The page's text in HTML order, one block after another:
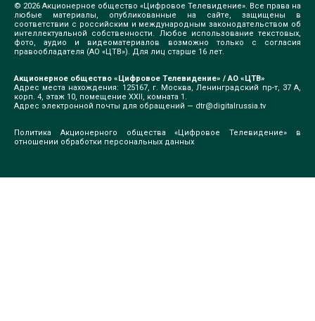
© 2026 Акционерное общество «Цифровое Телевидение». Все права на
любые материалы, опубликованные на сайте, защищены в
соответствии с российским и международным законодательством об
интеллектуальной собственности. Любое использование текстовых,
фото, аудио и видеоматериалов возможно только с согласия
правообладателя (АО «ЦТВ»). Для лиц старше 16 лет.
Акционерное общество «Цифровое Телевидение» / АО «ЦТВ»
Адрес места нахождения: 125167, г. Москва, Ленинградский пр-т, 37 А,
корп. 4, этаж 10, помещение XXII, комната 1.
Адрес электронной почты для обращений — dtr@digitalrussia.tv
Политика Акционерного общества «Цифровое Телевидение» в
отношении обработки персональных данных